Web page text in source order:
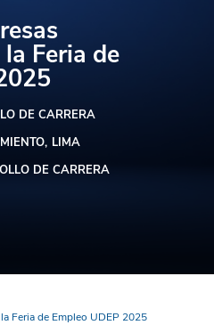
Feria de
DE CARRERA
LIMA
DE CARRERA
Feria de Empleo UDEP 2025